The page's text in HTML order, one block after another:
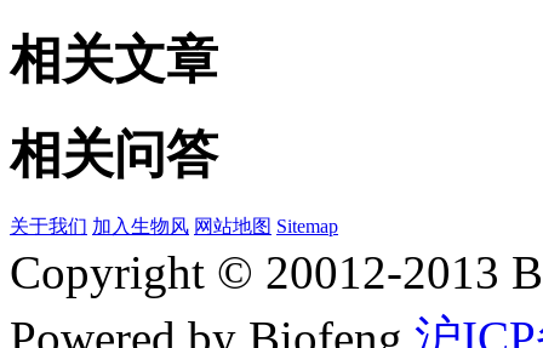
相关文章
相关问答
关于我们 加入生物风 网站地图 Sitemap
Copyright © 20012-2013